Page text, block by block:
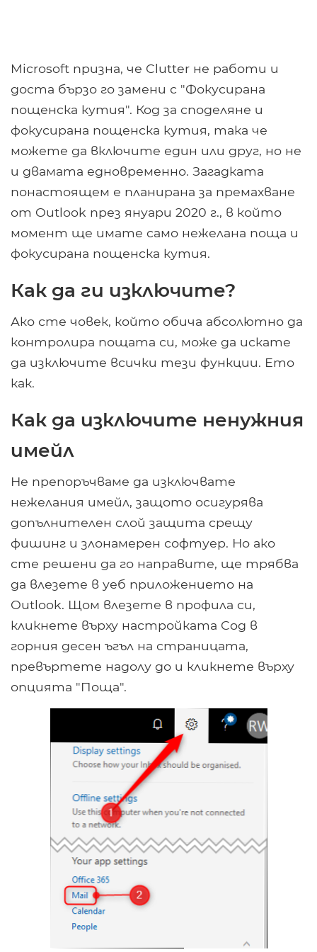
Microsoft призна, че Clutter не работи и
доста бързо го замени с "Фокусирана
пощенска кутия". Код за споделяне и
фокусирана пощенска кутия, така че
можете да включите един или друг, но не
и двамата едновременно. Загадката
понастоящем е планирана за премахване
от Outlook през януари 2020 г., в който
момент ще имате само нежелана поща и
фокусирана пощенска кутия.
Как да ги изключите?
Ако сте човек, който обича абсолютно да
контролира пощата си, може да искате
да изключите всички тези функции. Ето
как.
Как да изключите ненужния
имейл
Не препоръчваме да изключвате
нежелания имейл, защото осигурява
допълнителен слой защита срещу
фишинг и злонамерен софтуер. Но ако
сте решени да го направите, ще трябва
да влезете в уеб приложението на
Outlook. Щом влезете в профила си,
кликнете върху настройката Cog в
горния десен ъгъл на страницата,
превъртете надолу до и кликнете върху
опцията "Поща".